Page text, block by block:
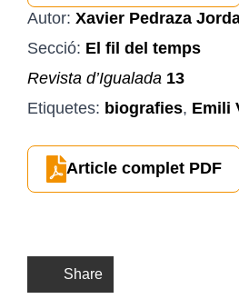
Autor: Xavier Pedraza
Secció: El fil del temps
Revista d’Igualada 13
Etiquetes: biografies, Emili
Article complet PDF
Share